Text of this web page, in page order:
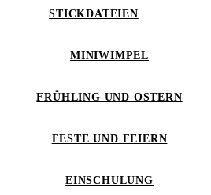
STICKDATEIEN
MINIWIMPEL
FRÜHLING UND OSTERN
FESTE UND FEIERN
EINSCHULUNG